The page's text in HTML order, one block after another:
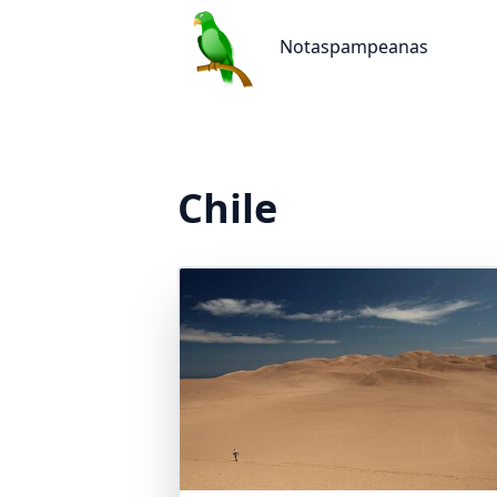
Notaspampeanas
Notaspampeanas
Chile